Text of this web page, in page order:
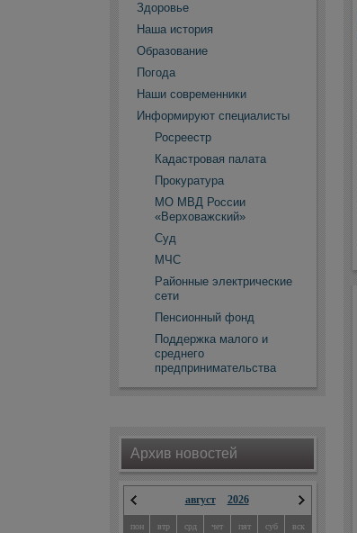
Здоровье
Наша история
Образование
Погода
Наши современники
Информируют специалисты
Росреестр
Кадастровая палата
Прокуратура
МО МВД России
«Верховажский»
Суд
МЧС
Районные электрические
сети
Пенсионный фонд
Поддержка малого и
среднего
предпринимательства
Архив новостей
август 2026
пон втр срд чет пят суб вск